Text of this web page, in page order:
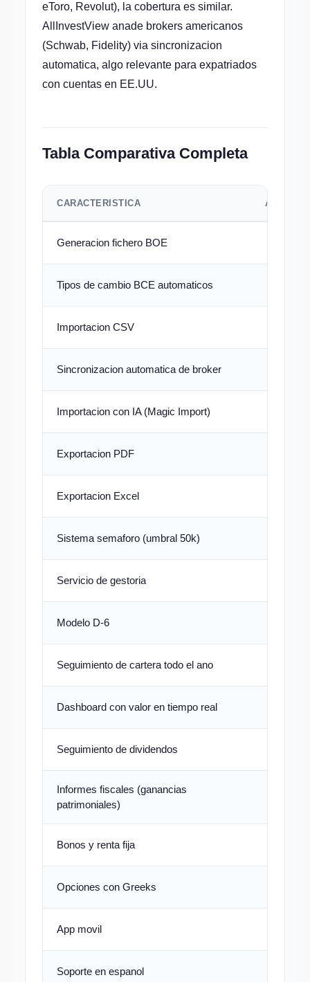
eToro, Revolut), la cobertura es similar.
AllInvestView anade brokers americanos
(Schwab, Fidelity) via sincronizacion
automatica, algo relevante para expatriados
con cuentas en EE.UU.
Tabla Comparativa Completa
CARACTERISTICA
Generacion fichero BOE
Tipos de cambio BCE automaticos
Importacion CSV
Sincronizacion automatica de broker
Importacion con IA (Magic Import)
Exportacion PDF
Exportacion Excel
Sistema semaforo (umbral 50k)
Servicio de gestoria
Modelo D-6
Seguimiento de cartera todo el ano
Dashboard con valor en tiempo real
Seguimiento de dividendos
Informes fiscales (ganancias
patrimoniales)
Bonos y renta fija
Opciones con Greeks
App movil
Soporte en espanol